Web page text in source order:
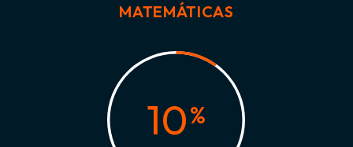
MATEMÁTICAS
10%